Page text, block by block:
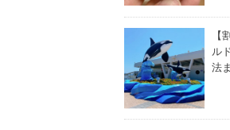
【
ル
法